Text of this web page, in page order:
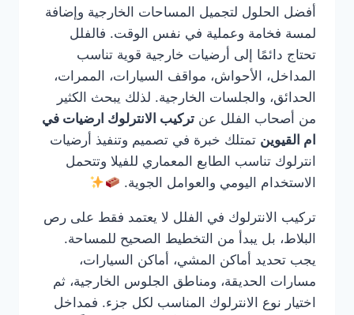
أفضل الحلول لتجميل المساحات الخارجية وإضافة
لمسة فخامة وعملية في نفس الوقت. فالفلل
تحتاج دائمًا إلى أرضيات خارجية قوية تناسب
المداخل، الأحواش، مواقف السيارات، الممرات،
الحدائق، والجلسات الخارجية. لذلك يبحث الكثير
من أصحاب الفلل عن تركيب الانترلوك ارضيات في
ام القيوين تمتلك خبرة في تصميم وتنفيذ أرضيات
انترلوك تناسب الطابع المعماري للفيلا وتتحمل
الاستخدام اليومي والعوامل الجوية.
تركيب الانترلوك في الفلل لا يعتمد فقط على رص
البلاط، بل يبدأ من التخطيط الصحيح للمساحة.
يجب تحديد أماكن المشي، أماكن السيارات،
مسارات الحديقة، ومناطق الجلوس الخارجية، ثم
اختيار نوع الانترلوك المناسب لكل جزء. فمداخل